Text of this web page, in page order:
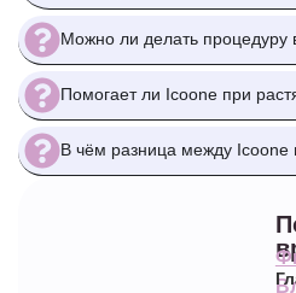
Можно ли делать процедуру
Помогает ли Icoone при
В чём разница между Icoone